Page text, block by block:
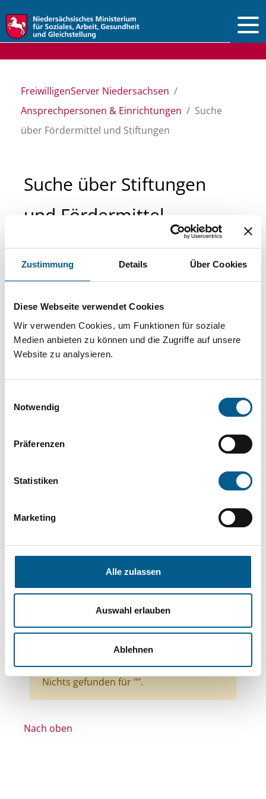
Zustimmung Details Über Cookies
Diese Webseite verwendet Cookies
Wir verwenden Cookies, um Funktionen für soziale
Medien anbieten zu können und die Zugriffe auf unsere
Website zu analysieren.
Notwendig
Präferenzen
Statistiken
Marketing
Alle zulassen
Auswahl erlauben
Ablehnen
FreiwilligenServer Niedersachsen
Ansprechpersonen & Einrichtungen
Suche
über Fördermittel und Stiftungen
Suche über Stiftungen
und Fördermittel
Sie suchen finanzielle Unterstützung für ein
Projekt oder ein Vorhaben? Hier können Sie
Stiftungsdatenbank recherchieren. Bei der
Suche bitte die Groß- und Kleinschreibung
beachten.
können durch die Wahl von Bereichen oder
Suchen
Themen: Bürgerschaftliches Engagement
Themen: Gesundheitswesen
Themen: Wohltätige Zwecke
Themen: Kirchliche Zwecke
Themen: Hilfsbedürftige Menschen
Alle Filter entfernen
Nichts gefunden für "".
Nach oben